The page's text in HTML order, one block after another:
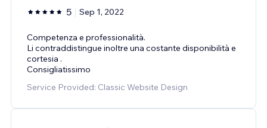
5 Sep 1, 2022
Competenza e professionalità.
Li contraddistingue inoltre una costante disponibilità e
cortesia .
Consigliatissimo
Service Provided: Classic Website Design